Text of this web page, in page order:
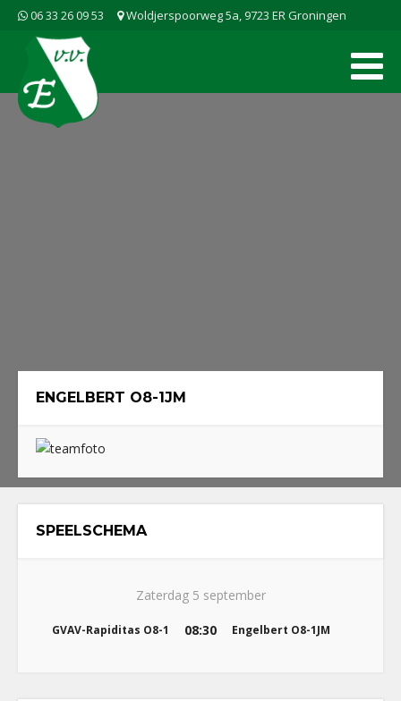
06 33 26 09 53 Woldjerspoorweg 5a, 9723 ER Groningen
ENGELBERT O8-1JM
SPEELSCHEMA
Zaterdag 5 september
GVAV-Rapiditas O8-1 08:30 Engelbert O8-1JM